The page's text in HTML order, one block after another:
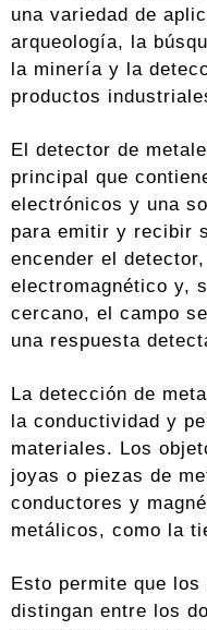
una variedad de
arqueología, la
la minería y la
productos
El detector de
principal que
electrónicos y una
para emitir y recibir
encender el
electromagnético y,
cercano, el campo
una respuesta
La detección de
la conductividad y
materiales. Los
joyas o piezas de
conductores y
metálicos, como la
Esto permite que
distingan entre los